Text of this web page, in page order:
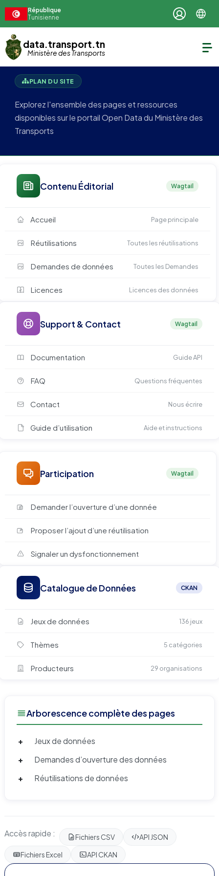
République
Tunisienne
data.transport.tn
Ministère des Transports
PLAN DU SITE
Explorez l'ensemble des pages et ressources
disponibles sur le portail Open Data du Ministère des
Transports
Contenu Éditorial Wagtail
Accueil Page principale
Réutilisations Toutes les réutilisations
Demandes de données Toutes les Demandes
Licences Licences des données
Support & Contact Wagtail
Documentation Guide API
FAQ Questions fréquentes
Contact Nous écrire
Guide d’utilisation Aide et instructions
Participation Wagtail
Demander l’ouverture d’une donnée
Proposer l’ajout d’une réutilisation
Signaler un dysfonctionnement
Catalogue de Données CKAN
Jeux de données 136 jeux
Thèmes 5 catégories
Producteurs 29 organisations
Arborescence complète des pages
+
Jeux de données
+
Demandes d’ouverture des données
+
Réutilisations de données
Accès rapide : Fichiers CSV
API JSON
Fichiers Excel
API CKAN